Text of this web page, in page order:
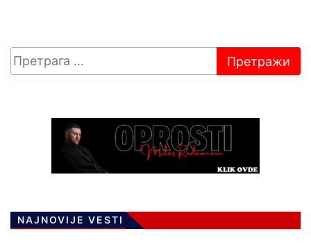
NAJNOVIJE VESTI